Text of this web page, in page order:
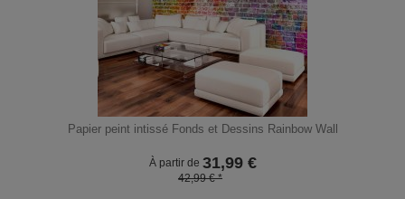
Papier peint intissé Fonds et Dessins Rainbow Wall
À partir de 31,99€
42,99 € *